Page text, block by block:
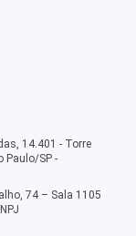
14.401 - Torre
Paulo/SP -
74 – Sala 1105